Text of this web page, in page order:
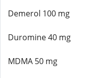
Demerol 100 mg
Duromine 40 mg
MDMA 50 mg